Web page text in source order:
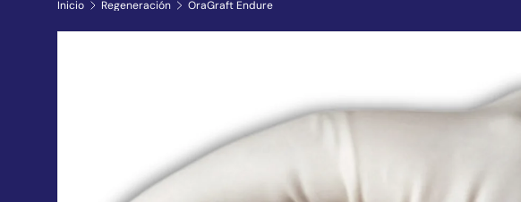
Inicio Regeneración OraGraft Endure